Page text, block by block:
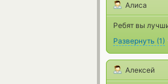
Алиса
Ребят вы
Развернуть (1)
Алексей